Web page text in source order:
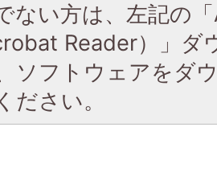
ない方は、左記の
Reader）」ダ
ソフトウェアをダ
ださい。